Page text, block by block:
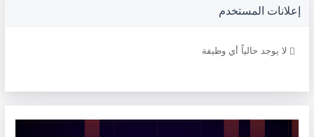
إعلانات المستخدم
لا يوجد حالياً أي وظيفة